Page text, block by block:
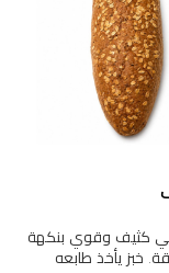
كثيف وقوي بنكهة
خبز يأخذ طابعه